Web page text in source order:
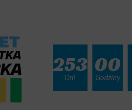
253
Dni
00
Godziny